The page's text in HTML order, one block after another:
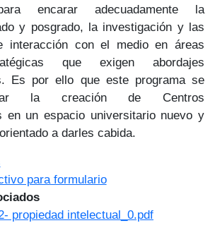
encarar adecuadamente la
y posgrado, la investigación y las
interacción con el medio en áreas
que exigen abordajes
Es por ello que este programa se
la creación de Centros
en un espacio universitario nuevo y
a darles cabida.
para formulario
propiedad intelectual_0.pdf